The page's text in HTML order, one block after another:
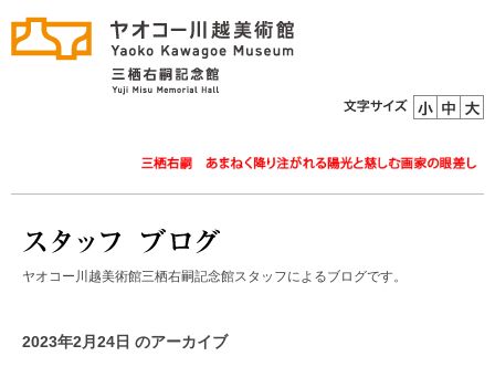
ヤオコー川越美術館三栖右嗣記念館スタッフによるブログです。
2023年2月24日 のアーカイブ